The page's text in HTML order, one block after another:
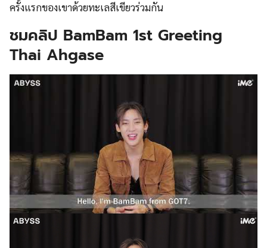
ครั้งแรกของเขาด้วยทะเลสีเขียวร่วมกัน
ชมคลิป BamBam 1st Greeting
Thai Ahgase